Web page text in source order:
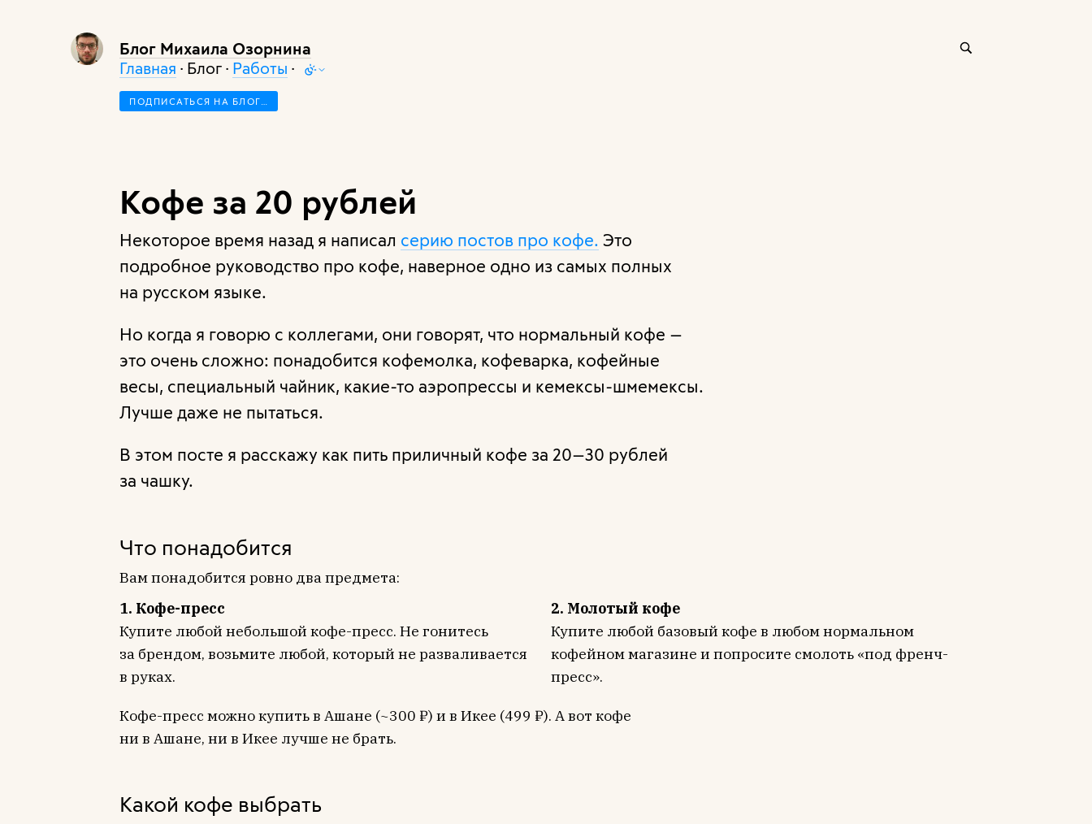
Блог Михаила Озорнина
Главная · Блог · Работы ·
ПОДПИСАТЬСЯ НА БЛОГ…
Кофе за 20 рублей
Некоторое время назад я написал серию постов про кофе. Это
подробное руководство про кофе, наверное одно из самых полных
на русском языке.
Но когда я говорю с коллегами, они говорят, что нормальный кофе —
это очень сложно: понадобится кофемолка, кофеварка, кофейные
весы, специальный чайник, какие-то аэропрессы и кемексы-шмемексы.
Лучше даже не пытаться.
В этом посте я расскажу как пить приличный кофе за 20—30 рублей
за чашку.
Что понадобится
Вам понадобится ровно два предмета:
1. Кофе-пресс
Купите любой небольшой кофе-пресс. Не гонитесь
за брендом, возьмите любой, который не разваливается
в руках.
2. Молотый кофе
Купите любой базовый кофе в любом нормальном
кофейном магазине и попросите смолоть «под френч-
пресс».
Кофе-пресс можно купить в Ашане (~300 ₽) и в Икее (499 ₽). А вот кофе
ни в Ашане, ни в Икее лучше не брать.
Какой кофе выбрать